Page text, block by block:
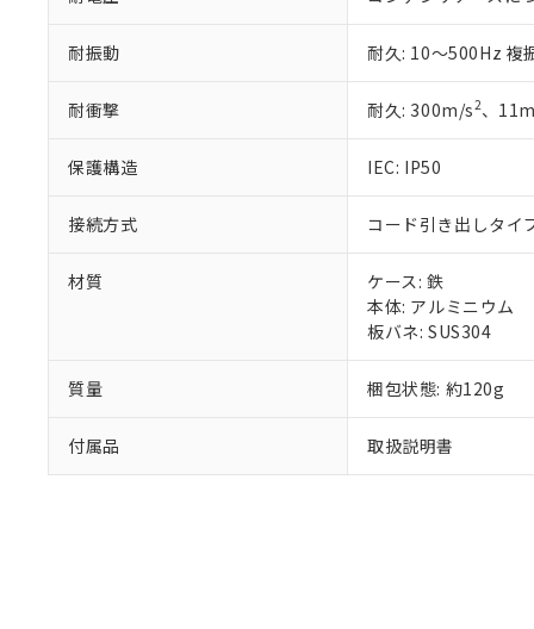
耐振動 耐久: 10～500Hz
耐衝撃 耐久: 300m/s2、
保護構造 IEC: IP50
接続方式 コード引き出しタイ
材質
ケース: 鉄
本体: アルミニウム
板バネ: SUS304
質量 梱包状態: 約120g
付属品 取扱説明書
また、RoHS指
混在することから
既に当社にて対応
り割愛しておりま